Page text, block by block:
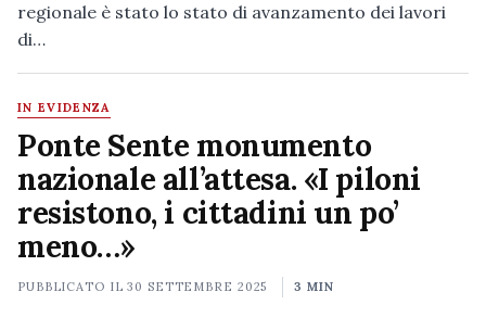
regionale è stato lo stato di avanzamento dei lavori
di…
IN EVIDENZA
Ponte Sente monumento
nazionale all’attesa. «I piloni
resistono, i cittadini un po’
meno…»
PUBBLICATO IL30 SETTEMBRE 2025 3 MIN